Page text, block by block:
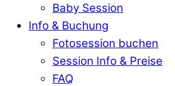
Baby Session
Info & Buchung
Fotosession buchen
Session Info & Preise
FAQ